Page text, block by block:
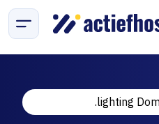
.lighting